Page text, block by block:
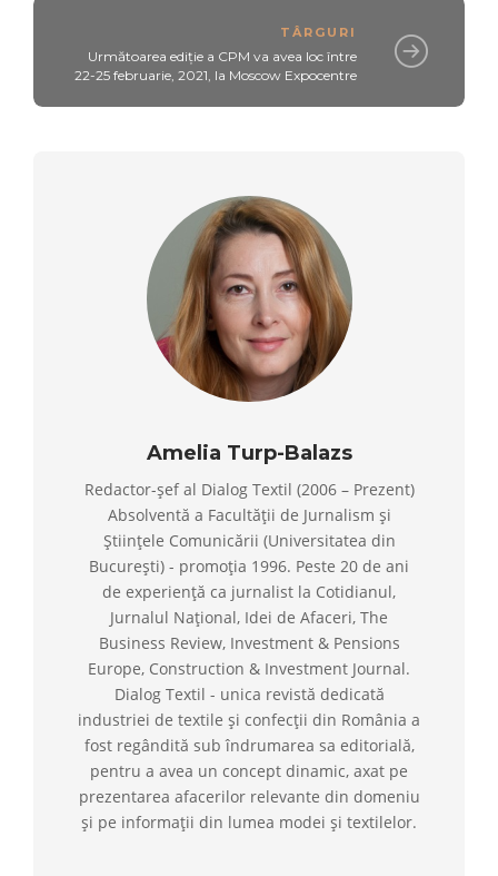
TÂRGURI
Următoarea ediție a CPM va avea loc între
22-25 februarie, 2021, la Moscow Expocentre
Amelia Turp-Balazs
Redactor-șef al Dialog Textil (2006 – Prezent)
Absolventă a Facultății de Jurnalism și
Științele Comunicării (Universitatea din
București) - promoția 1996. Peste 20 de ani
de experiență ca jurnalist la Cotidianul,
Jurnalul Național, Idei de Afaceri, The
Business Review, Investment & Pensions
Europe, Construction & Investment Journal.
Dialog Textil - unica revistă dedicată
industriei de textile și confecții din România a
fost regândită sub îndrumarea sa editorială,
pentru a avea un concept dinamic, axat pe
prezentarea afacerilor relevante din domeniu
și pe informații din lumea modei și textilelor.